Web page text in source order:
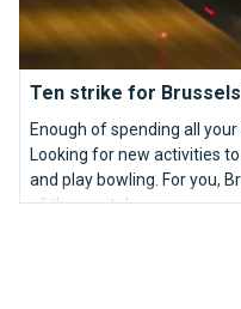
Ten strike for
Enough of spending all
Looking for new activities
and play bowling. For you,
of the capital.